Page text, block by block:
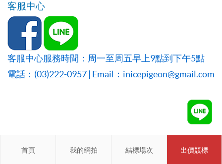
首頁 我的網拍 結標場次 出價競標
客服中心
客服中心服務時間：周一至周五早上9點到下午5點
電話：(03)222-0957 | Email：inicepigeon@gmail.com
首頁 我的網拍 結標場次 會員登入